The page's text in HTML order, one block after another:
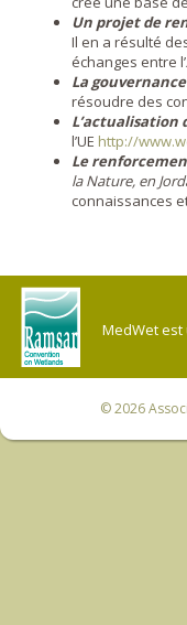
Un projet de
Il en a résulté
échanges entre l’
La
résoudre des
L’actualisation
l’UE http://
Le
la Nature, en
connaissances
MedWet
© 2026